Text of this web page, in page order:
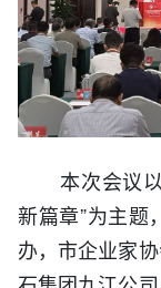
本次会议
新篇章”为主题
办，市企业家